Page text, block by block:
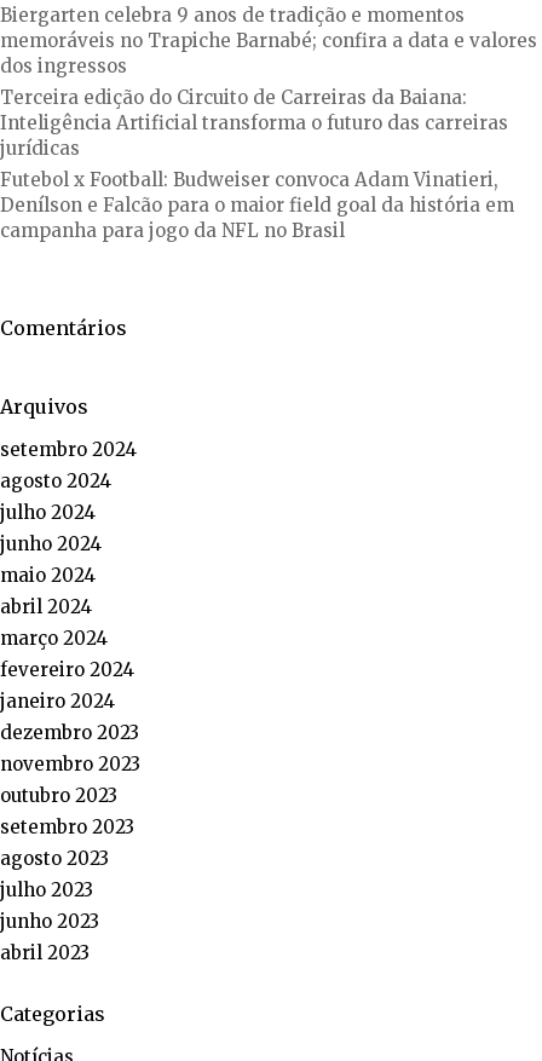
Biergarten celebra 9 anos de tradição e momentos
memoráveis no Trapiche Barnabé; confira a data e valores
dos ingressos
Terceira edição do Circuito de Carreiras da Baiana:
Inteligência Artificial transforma o futuro das carreiras
jurídicas
Futebol x Football: Budweiser convoca Adam Vinatieri,
Denílson e Falcão para o maior field goal da história em
campanha para jogo da NFL no Brasil
Comentários
Arquivos
setembro 2024
agosto 2024
julho 2024
junho 2024
maio 2024
abril 2024
março 2024
fevereiro 2024
janeiro 2024
dezembro 2023
novembro 2023
outubro 2023
setembro 2023
agosto 2023
julho 2023
junho 2023
abril 2023
Categorias